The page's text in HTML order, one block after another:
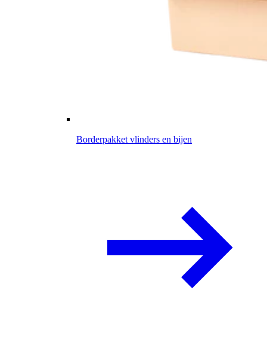
Borderpakket vlinders en bijen